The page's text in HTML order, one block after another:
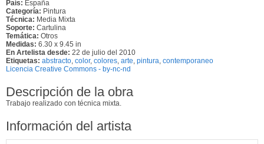
País: España
Categoría: Pintura
Técnica: Media Mixta
Soporte: Cartulina
Temática: Otros
Medidas: 6.30 x 9.45 in
En Artelista desde: 22 de julio del 2010
Etiquetas: abstracto color, colores arte pintura contemporaneo
Licencia Creative Commons - by-nc-nd
Descripción de la obra
Trabajo realizado con técnica mixta.
Información del artista